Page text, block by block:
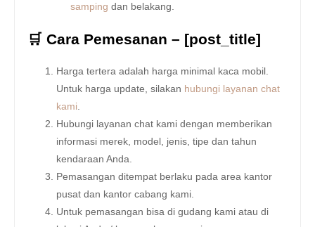
samping dan belakang.
🛒 Cara Pemesanan – [post_title]
Harga tertera adalah harga minimal kaca mobil.
Untuk harga update, silakan hubungi layanan chat
kami
Hubungi layanan chat kami dengan memberikan
informasi merek, model, jenis, tipe dan tahun
kendaraan Anda.
Pemasangan ditempat berlaku pada area kantor
pusat dan kantor cabang kami.
Untuk pemasangan bisa di gudang kami atau di